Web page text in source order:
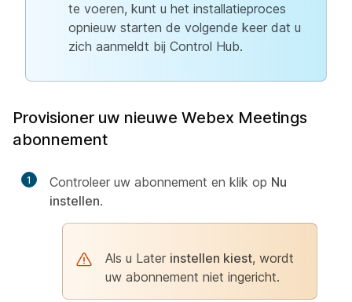
te voeren, kunt u het installatieproces
opnieuw starten de volgende keer dat u
zich aanmeldt bij Control Hub.
Provisioner uw nieuwe Webex Meetings
abonnement
1 Controleer uw abonnement en klik op Nu
instellen.
Als u Later instellen kiest, wordt
uw abonnement niet ingericht.